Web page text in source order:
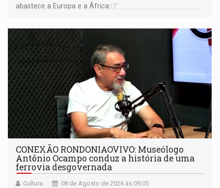
abastece a Europa e a África
CONEXÃO RONDONIAOVIVO: Museólogo
Antônio Ocampo conduz a história de uma
ferrovia desgovernada
Cultura 08 de Agosto de 2026 às 09:05